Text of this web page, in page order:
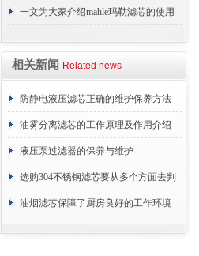
周期区别介绍
一文为大家介绍mahle玛勒滤芯的使用
相关新闻 Related news
防静电液压滤芯正确的维护保养方法
油雾分离滤芯的工作原理及作用介绍
液压泵过滤器的保养与维护
选购304不锈钢滤芯要从多个方面去判
断
油烟滤芯保障了厨房良好的工作环境